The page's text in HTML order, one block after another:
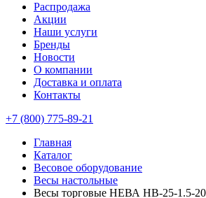
Распродажа
Акции
Наши услуги
Бренды
Новости
О компании
Доставка и оплата
Контакты
+7 (800) 775-89-21
Главная
Каталог
Весовое оборудование
Весы настольные
Весы торговые НЕВА НВ-25-1.5-